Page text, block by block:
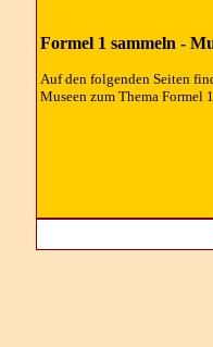
Formel 1 sammeln -
Auf den folgenden Seiten
Museen zum Thema Formel